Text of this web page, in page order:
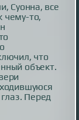
Суонна, все
чему-то,
что
объект.
Перед